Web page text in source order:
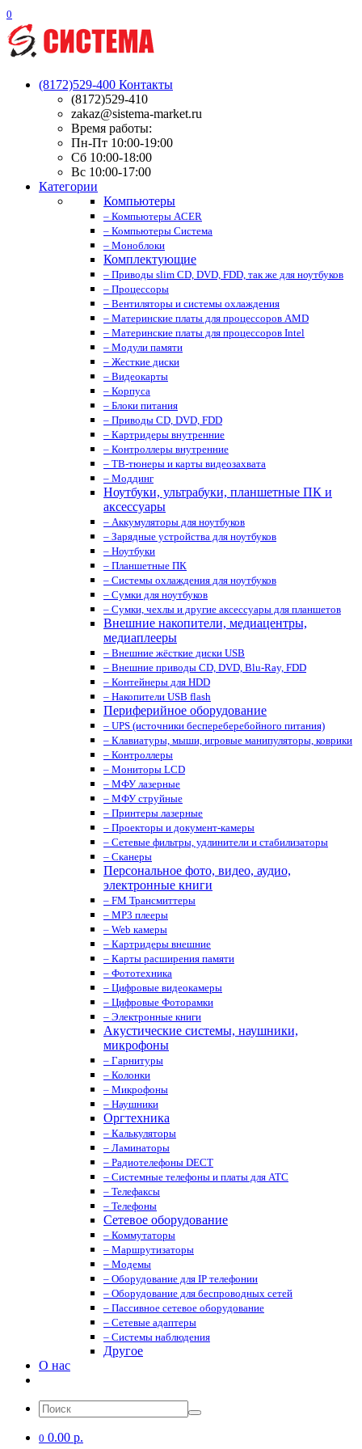
0
(8172)529-400 Контакты
(8172)529-410
zakaz@sistema-market.ru
Время работы:
Пн-Пт 10:00-19:00
Сб 10:00-18:00
Вс 10:00-17:00
Категории
Компьютеры
– Компьютеры ACER
– Компьютеры Система
– Моноблоки
Комплектующие
– Приводы slim CD, DVD, FDD, так же для ноутбуков
– Процессоры
– Вентиляторы и системы охлаждения
– Материнские платы для процессоров AMD
– Материнские платы для процессоров Intel
– Модули памяти
– Жесткие диски
– Видеокарты
– Корпуса
– Блоки питания
– Приводы CD, DVD, FDD
– Картридеры внутренние
– Контроллеры внутренние
– ТВ-тюнеры и карты видеозахвата
– Моддинг
Ноутбуки, ультрабуки, планшетные ПК и
аксессуары
– Аккумуляторы для ноутбуков
– Зарядные устройства для ноутбуков
– Ноутбуки
– Планшетные ПК
– Системы охлаждения для ноутбуков
– Сумки для ноутбуков
– Сумки, чехлы и другие аксессуары для планшетов
Внешние накопители, медиацентры,
медиаплееры
– Внешние жёсткие диски USB
– Внешние приводы CD, DVD, Blu-Ray, FDD
– Контейнеры для HDD
– Накопители USB flash
Периферийное оборудование
– UPS (источники беспереберебойного питания)
– Клавиатуры, мыши, игровые манипуляторы, коврики
– Контроллеры
– Мониторы LCD
– МФУ лазерные
– МФУ струйные
– Принтеры лазерные
– Проекторы и документ-камеры
– Сетевые фильтры, удлинители и стабилизаторы
– Сканеры
Персональное фото, видео, аудио,
электронные книги
– FM Трансмиттеры
– MP3 плееры
– Web камеры
– Картридеры внешние
– Карты расширения памяти
– Фототехника
– Цифровые видеокамеры
– Цифровые Фоторамки
– Электронные книги
Акустические системы, наушники,
микрофоны
– Гарнитуры
– Колонки
– Микрофоны
– Наушники
Оргтехника
– Калькуляторы
– Ламинаторы
– Радиотелефоны DECT
– Системные телефоны и платы для АТС
– Телефаксы
– Телефоны
Сетевое оборудование
– Коммутаторы
– Маршрутизаторы
– Модемы
– Оборудование для IP телефонии
– Оборудование для беспроводных сетей
– Пассивное сетевое оборудование
– Сетевые адаптеры
– Системы наблюдения
Другое
О нас
0 0.00 р.